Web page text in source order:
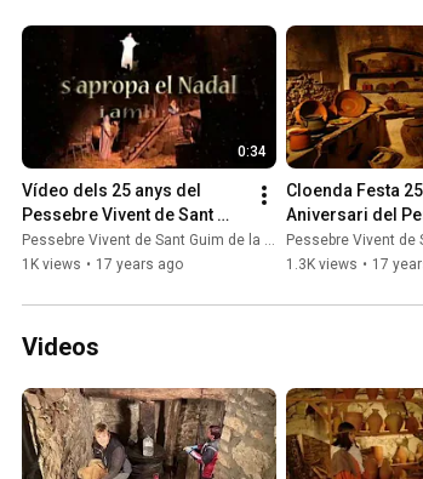
0:34
Vídeo dels 25 anys del
Pessebre Vivent de Sant
Guim de la Plana
Pessebre Vivent de Sant Guim de la Plana
1K views • 17 years ago
Cloenda Festa
Aniversari del
Vivent de Sant
Plana
Pessebre Vivent de
1.3K views • 17
Videos